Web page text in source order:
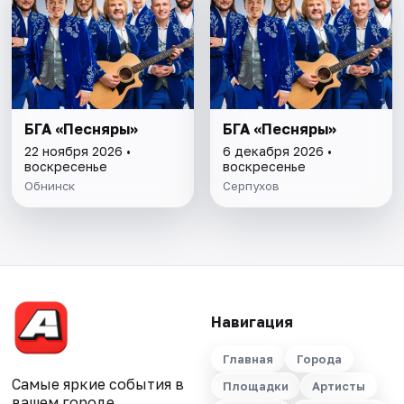
БГА «Песняры»
22 ноября 2026 •
воскресенье
Обнинск
БГА «Песняры»
6 декабря 2026 •
воскресенье
Серпухов
Самые яркие события в
Навигация
Главная
Города
Площадки
Артисты